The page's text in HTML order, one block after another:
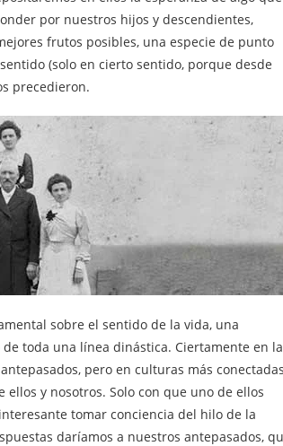
por nuestros hijos y descendientes,
frutos posibles, una especie de punto
(solo en cierto sentido, porque desde
precedieron.
sobre el sentido de la vida, una
toda una línea dinástica. Ciertamente en la
pero en culturas más conectadas
y nosotros. Solo con que uno de ellos
tomar conciencia del hilo de la
daríamos a nuestros antepasados,